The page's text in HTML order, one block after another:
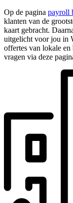
Op de pagina payroll
klanten van de
kaart gebracht.
uitgelicht voor jou in
offertes van lokale
vragen via deze